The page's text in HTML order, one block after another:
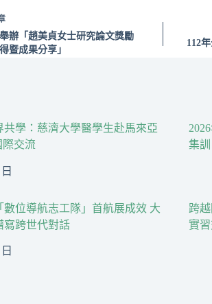
辦「趙美貞女士研究論文獎勵
暨成果分享」
112
學：慈濟大學醫學生赴馬來亞
際交流
集訓
數位導航志工隊」首航展成效 大
寫跨世代對話
跨
實